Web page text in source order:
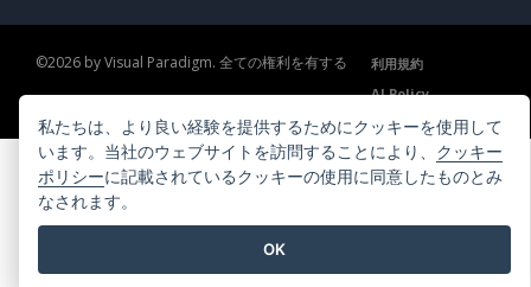
©2026 by Visual Paradigm. 全ての権利を有する
利用規約
AI Policy
プライバシーポリシー
Content Guidelines セキュリティ概要
私たちは、より良い経験を提供するためにクッキーを使用して
います。当社のウェブサイトを訪問することにより、 クッキー
ポリシーに記載されているクッキーの使用に同意したものとみ
なされます。
OK